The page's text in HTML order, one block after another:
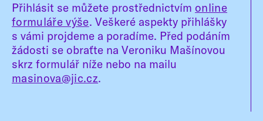
Přihlásit se můžete prostřednictvím online
formuláře výše. Veškeré aspekty přihlášky
s vámi projdeme a poradíme. Před podáním
žádosti se obraťte na Veroniku Mašínovou
skrz formulář níže nebo na mailu
masinova@jic.cz.